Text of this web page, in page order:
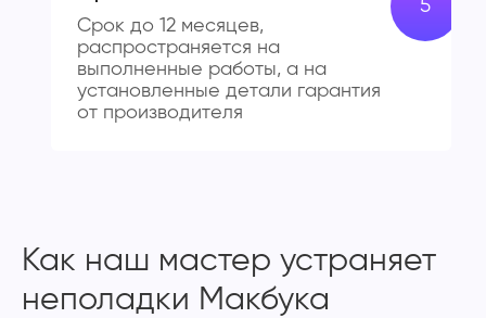
Срок до 12 месяцев,
распространяется на
выполненные работы, а на
установленные детали гарантия
от производителя
Как наш мастер устраняет
неполадки Макбука